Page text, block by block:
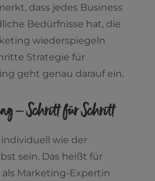
dass jedes Business
Bedürfnisse hat, die
wiederspiegeln
Strategie für
geht genau darauf ein.
– Schritt für Schritt
wie der
sein. Das heißt für
als Marketing-Expertin